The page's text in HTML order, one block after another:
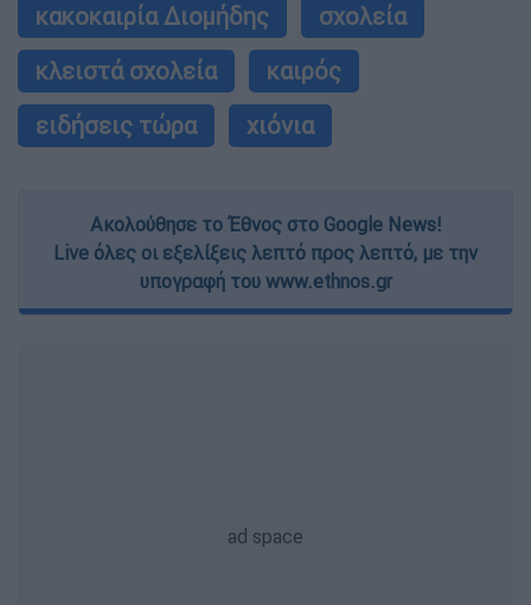
κακοκαιρία Διομήδης
σχολεία
κλειστά σχολεία
καιρός
ειδήσεις τώρα
χιόνια
Ακολούθησε το Έθνος στο Google News!
Live όλες οι εξελίξεις λεπτό προς λεπτό, με την
υπογραφή του www.ethnos.gr